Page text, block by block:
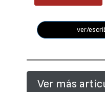
ver/
Ver más